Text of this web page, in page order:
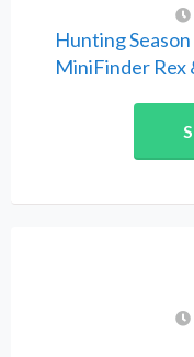
Hunting
MiniFinder Rex